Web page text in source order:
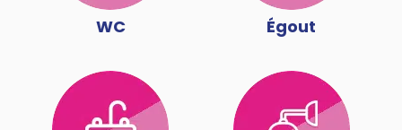
WC Égout